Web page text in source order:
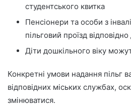
студентського квитка
Пенсіонери та особи з
пільговий проїзд
Діти дошкільного віку
Конкретні умови надання пільг
відповідних міських службах,
змінюватися.